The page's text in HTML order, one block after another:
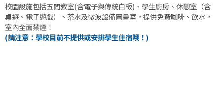
校園設施包括五間教室(含電子與傳統白板)、學生廚房、休憩室（含
桌遊、電子遊戲）、茶水及微波設備圖書室，提供免費咖啡、飲水，
室內全面禁煙！
(請注意：學校目前不提供或安排學生住宿哦！)